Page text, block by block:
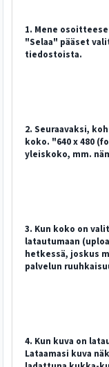
1. Mene
"Selaa" pääset
tiedostoista.
2. Seuraavaksi,
koko. "640 x 480
yleiskoko, mm.
3. Kun koko on
latautumaan
hetkessä, joskus
palvelun
4. Kun kuva on
Lataamasi kuva